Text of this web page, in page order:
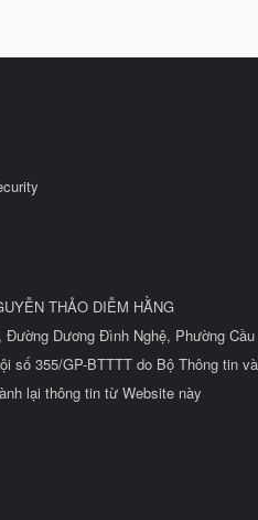
THẢO DIỄM HẰNG
Dương Đình Nghệ, Phường
số 355/GP-BTTTT do Bộ Thông tin
lại thông tin từ Website này